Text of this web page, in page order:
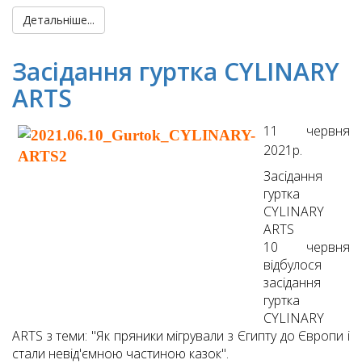
Детальніше...
Засідання гуртка CYLINARY
ARTS
11 червня
2021р.
Засідання
гуртка
CYLINARY
ARTS
10 червня
відбулося
засідання
гуртка
CYLINARY
ARTS з теми: "Як пряники мігрували з Єгипту до Європи і
стали невід'ємною частиною казок".